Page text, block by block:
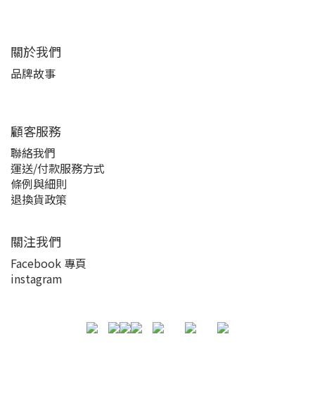
關於我們
品牌故事
顧客服務
聯絡我們
運送/付款服務方式
條例與細則
退換貨政策
關注我們
Facebook 專頁
instagram